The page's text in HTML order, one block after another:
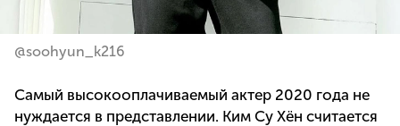
@soohyun_k216
Cамый высокооплачиваемый актер 2020 года не
нуждается в представлении. Ким Су Хён считается